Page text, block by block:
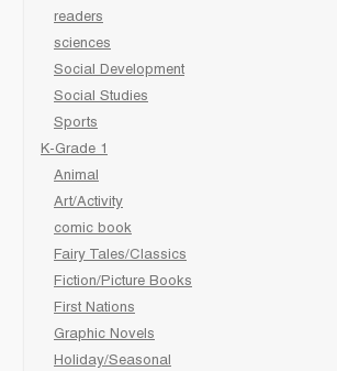
readers
sciences
Social Development
Social Studies
Sports
K-Grade 1
Animal
Art/Activity
comic book
Fairy Tales/Classics
Fiction/Picture Books
First Nations
Graphic Novels
Holiday/Seasonal